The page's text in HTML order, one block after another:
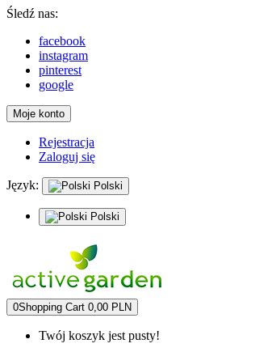
Śledź nas:
facebook
instagram
pinterest
google
Moje konto
Rejestracja
Zaloguj się
Język: Polski
Polski
0Shopping Cart 0,00 PLN
Twój koszyk jest pusty!